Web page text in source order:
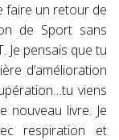
faire un retour de
de Sport sans
Je pensais que tu
d’amélioration
viens
nouveau livre. Je
respiration et